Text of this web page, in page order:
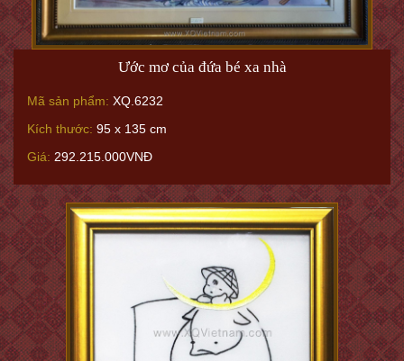
Ước mơ của đứa bé xa nhà
Mã sản phẩm: XQ.6232
Kích thước: 95 x 135 cm
Giá: 292.215.000VNĐ